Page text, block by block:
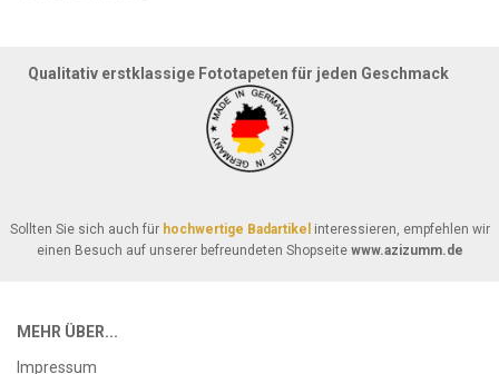
Qualitativ erstklassige Fototapeten für jeden Geschmack
Sollten Sie sich auch für hochwertige Badartikel interessieren, empfehlen wir
einen Besuch auf unserer befreundeten Shopseite www.azizumm.de
MEHR ÜBER...
Impressum